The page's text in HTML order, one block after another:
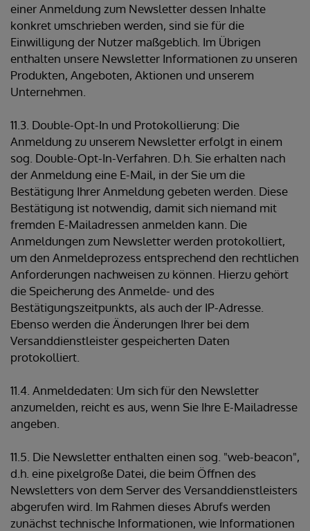
einer Anmeldung zum Newsletter dessen Inhalte
konkret umschrieben werden, sind sie für die
Einwilligung der Nutzer maßgeblich. Im Übrigen
enthalten unsere Newsletter Informationen zu unseren
Produkten, Angeboten, Aktionen und unserem
Unternehmen.
11.3. Double-Opt-In und Protokollierung: Die
Anmeldung zu unserem Newsletter erfolgt in einem
sog. Double-Opt-In-Verfahren. D.h. Sie erhalten nach
der Anmeldung eine E-Mail, in der Sie um die
Bestätigung Ihrer Anmeldung gebeten werden. Diese
Bestätigung ist notwendig, damit sich niemand mit
fremden E-Mailadressen anmelden kann. Die
Anmeldungen zum Newsletter werden protokolliert,
um den Anmeldeprozess entsprechend den rechtlichen
Anforderungen nachweisen zu können. Hierzu gehört
die Speicherung des Anmelde- und des
Bestätigungszeitpunkts, als auch der IP-Adresse.
Ebenso werden die Änderungen Ihrer bei dem
Versanddienstleister gespeicherten Daten
protokolliert.
11.4. Anmeldedaten: Um sich für den Newsletter
anzumelden, reicht es aus, wenn Sie Ihre E-Mailadresse
angeben.
11.5. Die Newsletter enthalten einen sog. "web-beacon",
d.h. eine pixelgroße Datei, die beim Öffnen des
Newsletters von dem Server des Versanddienstleisters
abgerufen wird. Im Rahmen dieses Abrufs werden
zunächst technische Informationen, wie Informationen